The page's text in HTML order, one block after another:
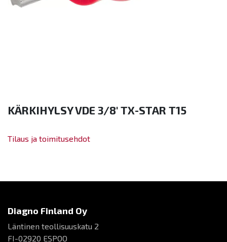
KÄRKIHYLSY VDE 3/8' TX-STAR T15
Tilaus ja toimitusehdot
Diagno Finland Oy
Läntinen teollisuuskatu 2
FI-02920 ESPOO